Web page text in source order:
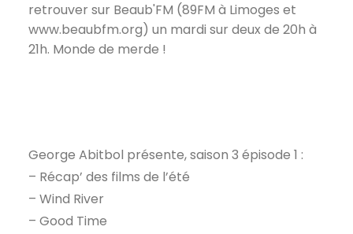
retrouver sur Beaub'FM (89FM à Limoges et
www.beaubfm.org) un mardi sur deux de 20h à
21h. Monde de merde !
George Abitbol présente, saison 3 épisode 1 :
– Récap’ des films de l’été
– Wind River
– Good Time